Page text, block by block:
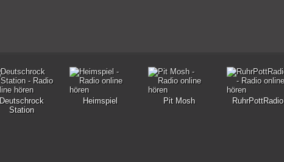
Deutschrock
Station
Heimspiel Pit Mosh RuhrPottRadio